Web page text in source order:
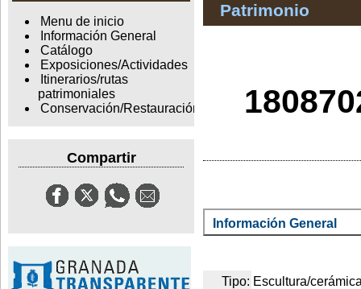
Menu de inicio
Información General
Catálogo
Exposiciones/Actividades
Itinerarios/rutas
patrimoniales
Conservación/Restauración
Compartir
Patrimonio
Información General
Tipo: Escultura/